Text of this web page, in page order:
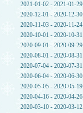
2021-01-02 - 2021-01-29
2020-12-01 - 2020-12-30
2020-11-03 - 2020-11-24
2020-10-01 - 2020-10-31
2020-09-01 - 2020-09-29
2020-08-01 - 2020-08-31
2020-07-04 - 2020-07-31
2020-06-04 - 2020-06-30
2020-05-05 - 2020-05-19
2020-04-16 - 2020-04-26
2020-03-10 - 2020-03-12